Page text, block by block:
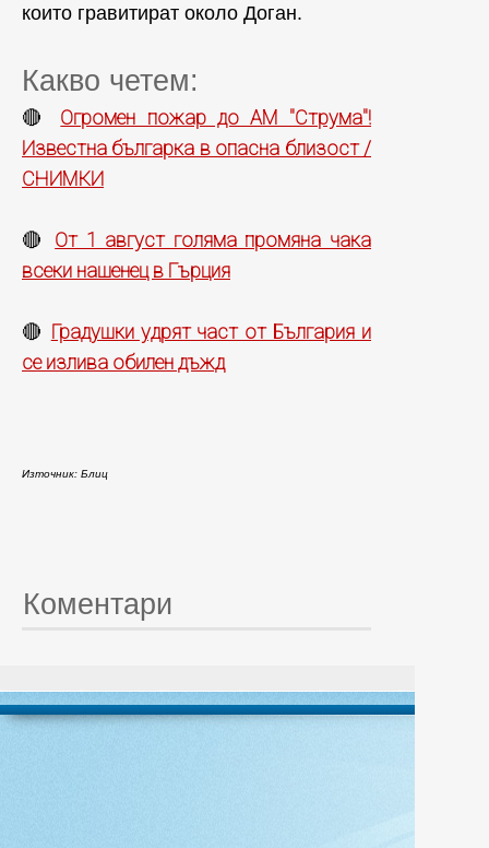
които гравитират около Доган.
Какво четем:
🔴 Огромен пожар до АМ "Струма"!
Известна българка в опасна близост /
СНИМКИ
🔴 От 1 август голяма промяна чака
всеки нашенец в Гърция
🔴 Градушки удрят част от България и
се излива обилен дъжд
Източник: Блиц
Коментари